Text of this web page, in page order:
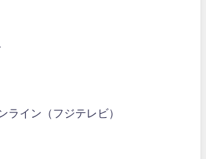
ライン（フジテレビ）